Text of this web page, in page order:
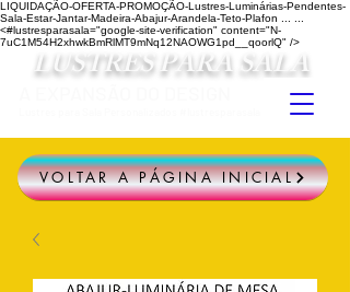
LIQUIDAÇÃO-OFERTA-PROMOÇÃO-Lustres-Luminárias-Pendentes-
Sala-Estar-Jantar-Madeira-Abajur-Arandela-Teto-Plafon ...
<#lustresparasala="google-site-verification" content="N-
7uC1M54H2xhwkBmRlMT9mNq12NAOWG1pd__qoorlQ" />
LUSTRES PARA SALA
VOLTAR A PÁGINA INICIAL